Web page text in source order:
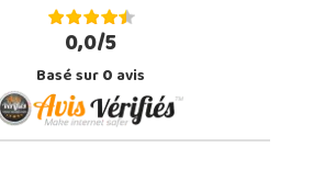
0,0/5
Basé sur0avis